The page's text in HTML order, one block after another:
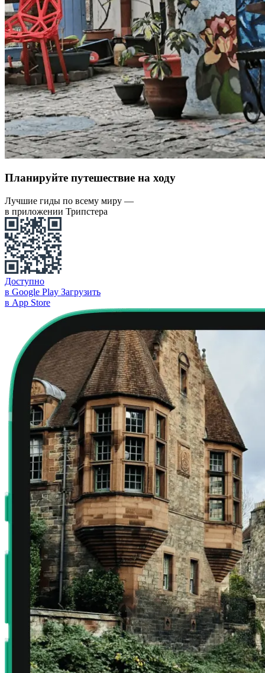
Планируйте путешествие на ходу
Лучшие гиды по всему миру —
в приложении Трипстера
Доступно
в Google Play Загрузить
в App Store